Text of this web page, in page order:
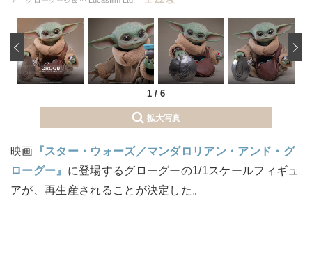
1 / 6
‹
拡大写真
映画 『スター・ウォーズ／マンダロリアン・アンド・グ
ローグー』 に登場するグローグーの1/1スケールフィギュ
アが、再生産されることが決定した。